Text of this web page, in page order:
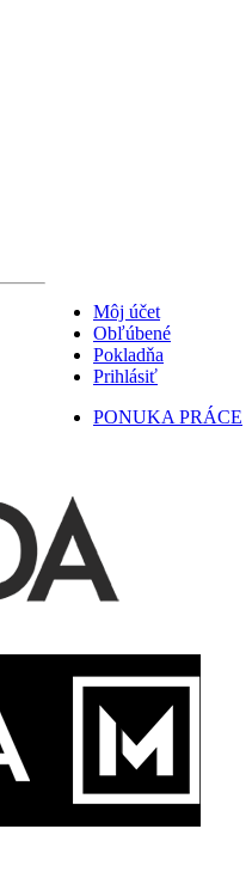
Môj účet
Obľúbené
Pokladňa
Prihlásiť
PONUKA PRÁCE